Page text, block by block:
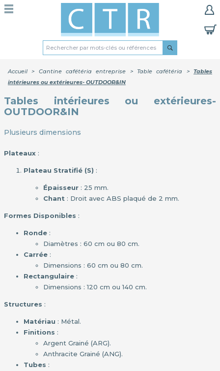
Accueil > Cantine cafétéria entreprise > Table cafétéria > Tables
intérieures ou extérieures- OUTDOOR&IN
Tables intérieures ou extérieures-
OUTDOOR&IN
Plusieurs dimensions
Plateaux :
Plateau Stratifié (S) :
Épaisseur : 25 mm.
Chant : Droit avec ABS plaqué de 2 mm.
Formes Disponibles :
Ronde :
Diamètres : 60 cm ou 80 cm.
Carrée :
Dimensions : 60 cm ou 80 cm.
Rectangulaire :
Dimensions : 120 cm ou 140 cm.
Structures :
Matériau : Métal.
Finitions :
Argent Grainé (ARG).
Anthracite Grainé (ANG).
Tubes :